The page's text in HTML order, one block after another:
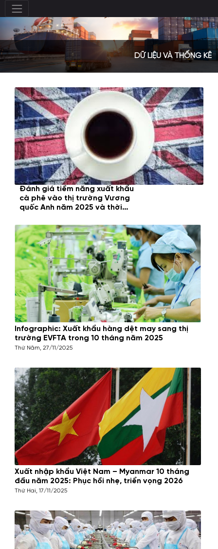
DỮ LIỆU VÀ THỐNG KÊ
Đánh giá tiềm năng xuất khẩu
cà phê vào thị trường Vương
quốc Anh năm 2025 và thời
Infographic: Xuất khẩu hàng dệt may sang thị
trường EVFTA trong 10 tháng năm 2025
Thứ Năm, 27/11/2025
Xuất nhập khẩu Việt Nam – Myanmar 10 tháng
đầu năm 2025: Phục hồi nhẹ, triển vọng 2026
Thứ Hai, 17/11/2025